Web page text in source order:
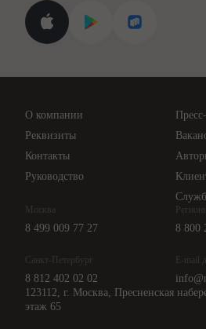
Госпроверки
Поиск ответа на вопрос
Новости законодательства
О компании
Реквизиты
Контакты
Руководство
Москва
8 499 009 77 27
Санкт-Петербург
8 812 402 02 02
8 800
E-mail
123112, г. Москва, Пресненская
этаж 65